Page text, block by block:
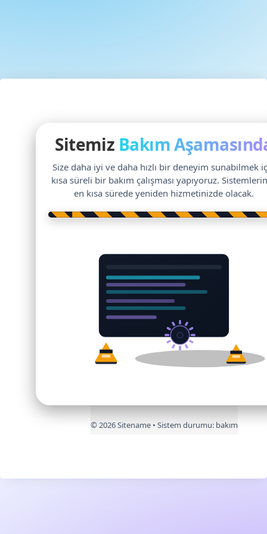
Sitemiz Bakım
Size daha iyi ve daha hızlı bir deneyim sunabilmek
kısa süreli bir bakım çalışması yapıyoruz.
en kısa sürede yeniden hizmetinizde olacak.
©2026Sitename • Sistem durumu: bakım